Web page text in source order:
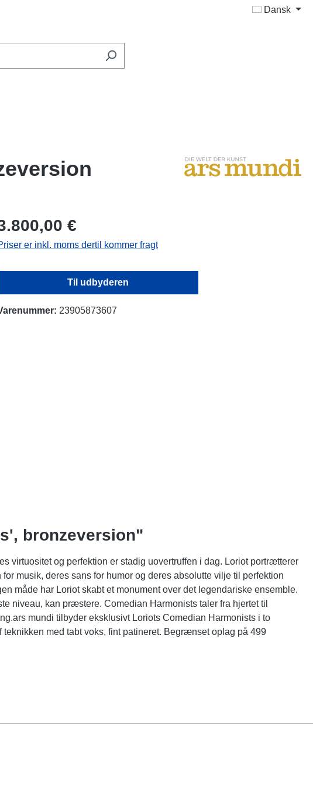
Dansk
€
er inkl. moms dertil kommer fragt
Til udbyderen
23905873607
bronzeversion"
virtuositet og perfektion er stadig uovertruffen i dag. Loriot portrætterer
musik, deres sans for humor og deres absolutte vilje til perfektion
måde har Loriot skabt et monument over det legendariske ensemble.
niveau, kan præstere. Comedian Harmonists taler fra hjertet til
mundi tilbyder eksklusivt Loriots Comedian Harmonists i to
med tabt voks, fint patineret. Begrænset oplag på 499